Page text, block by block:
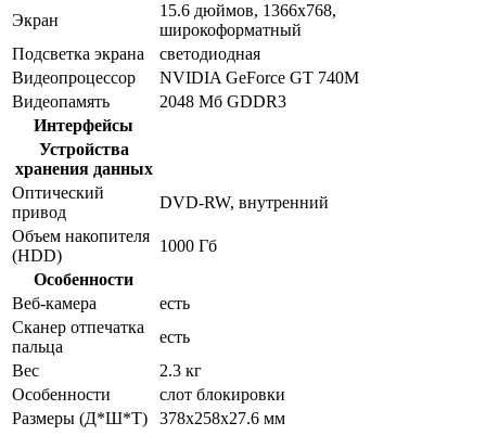
Экран
15.6 дюймов, 1366x768,
широкоформатный
Подсветка экрана
светодиодная
Видеопроцессор
NVIDIA GeForce GT 740M
Видеопамять
2048 Мб GDDR3
Интерфейсы
Устройства
хранения данных
Оптический
привод
DVD-RW, внутренний
Объем накопителя
(HDD)
1000 Гб
Особенности
Веб-камера
есть
Сканер отпечатка
пальца
есть
Вес
2.3 кг
Особенности
слот блокировки
Размеры (Д*Ш*Т)
378x258x27.6 мм